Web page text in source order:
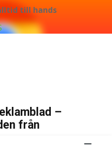
till hands
–
från